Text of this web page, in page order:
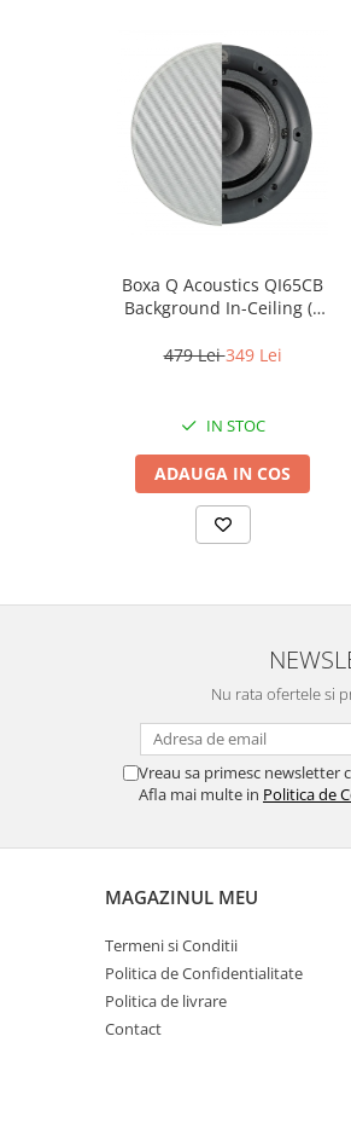
Boxa Q Acoustics QI65CB
Background In-Ceiling (1
479 Lei349 Lei
IN STOC
ADAUGA IN COS
Nu rata ofertele si
Vreau sa primesc newsletter
Afla mai multe in Politica de
MAGAZINUL MEU
Termeni si Conditii
Politica de Confidentialitate
Politica de livrare
Contact